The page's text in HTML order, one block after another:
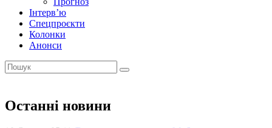
Інтерв’ю
Спецпроєкти
Колонки
Анонси
Останні новини